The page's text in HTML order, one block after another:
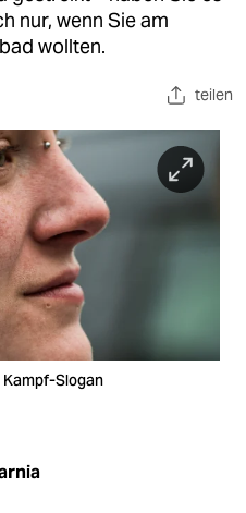
nur, wenn Sie am
wollten.
teilen
Slogan